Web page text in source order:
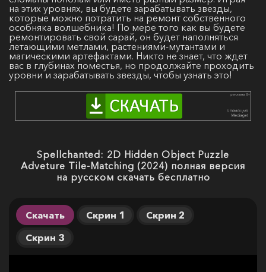
на этих уровнях, вы будете зарабатывать звезды,
которые можно потратить на ремонт собственного
особняка волшебника! По мере того как вы будете
ремонтировать свой сарай, он будет наполняться
летающими метлами, растениями-мутантами и
магическими артефактами. Никто не знает, что ждет
вас в глубинах поместья, но продолжайте проходить
уровни и зарабатывать звезды, чтобы узнать это!
Spellchanted: 2D Hidden Object Puzzle
Adveture Tile-Matching (2024) полная версия
на русском скачать бесплатно
Скачать Скрин 1
Скрин 2
Скрин 3